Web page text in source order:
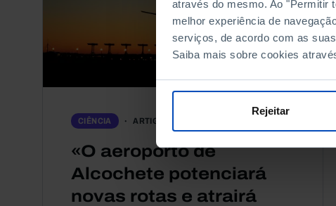
através do mesmo. Ao "Permitir
melhor experiência de
serviços, de acordo com as
Saiba mais sobre cookies
Rejeitar
CIÊNCIA ARTIGO
«O aeroporto de
Alcochete potenciará
novas rotas e atrairá